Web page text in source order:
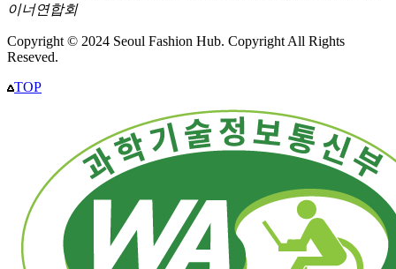
이너연합회
Copyright © 2024 Seoul Fashion Hub. Copyright All Rights
Reseved.
TOP